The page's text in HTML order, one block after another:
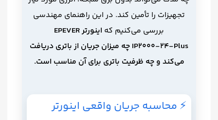
تجهیزات را تأمین کند. در این راهنمای مهندسی
بررسی می‌کنیم که
اینورتر EPEVER
IP2000‑24‑Plus چه میزان جریان از باتری دریافت
می‌کند و چه ظرفیت باتری برای آن مناسب است.
⚡ محاسبه جریان واقعی اینورتر